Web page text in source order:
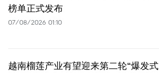
榜单正式发布
07/08/2026 01:10
越南榴莲产业有望迎来第二轮“爆发式